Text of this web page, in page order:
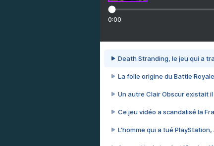
0:00
Death Stranding, le jeu qui a
La folle origine du Battle
Un autre Clair Obscur existait
Ce jeu vidéo a scandalisé la
L’homme qui a tué PlayStation,